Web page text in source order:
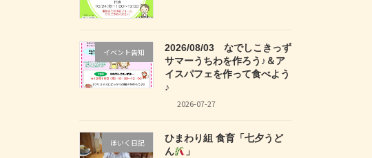
イベント告知
2026/08/03 なでしこきっず
サマーうちわを作ろう♪＆ア
イスパフェを作って食べよう
♪
2026-07-27
ほいく日記
ひまわり組 食育「七夕うど
ん
」